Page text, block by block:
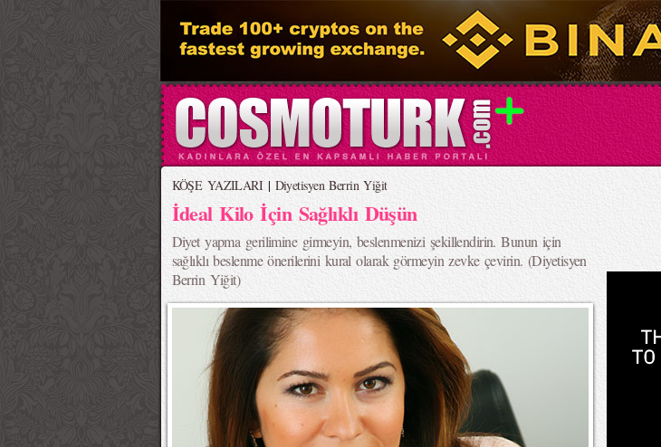
KÖŞE YAZILARI| Diyetisyen Berrin Yiğit
İdeal Kilo İçin Sağlıklı Düşün
Diyet yapma gerilimine girmeyin, beslenmenizi şekillendirin. Bunun için
sağlıklı beslenme önerilerini kural olarak görmeyin zevke çevirin. (Diyetisyen
Berrin Yiğit)